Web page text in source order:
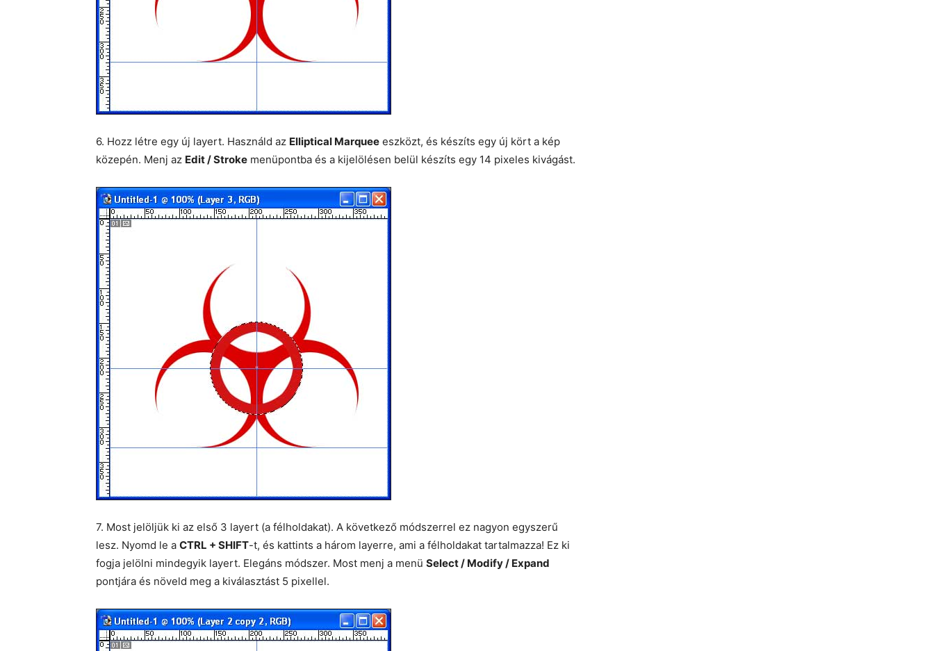
6. Hozz létre egy új layert. Használd az Elliptical Marquee eszközt, és készíts egy új kört a kép
közepén. Menj az Edit / Stroke menüpontba és a kijelölésen belül készíts egy 14 pixeles kivágást.
7. Most jelöljük ki az első 3 layert (a félholdakat). A következő módszerrel ez nagyon egyszerű
lesz. Nyomd le a CTRL + SHIFT-t, és kattints a három layerre, ami a félholdakat tartalmazza! Ez ki
fogja jelölni mindegyik layert. Elegáns módszer. Most menj a menü Select / Modify / Expand
pontjára és növeld meg a kiválasztást 5 pixellel.